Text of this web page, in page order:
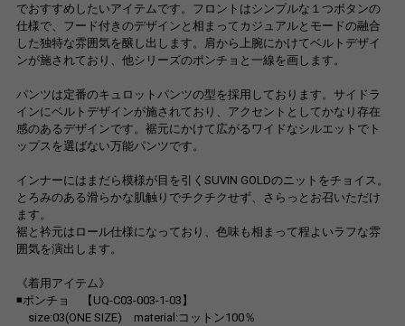
でおすすめしたいアイテムです。フロントはシンプルな１つボタンの
仕様で、フード付きのデザインと相まってカジュアルとモードの融合
した独特な雰囲気を醸し出します。肩から上腕にかけてベルトデザイ
ンが施されており、他シリーズのポンチョと一線を画します。
パンツは定番のキュロットパンツの型を採用しております。サイドラ
インにベルトデザインが施されており、アクセントとしてかなり存在
感のあるデザインです。裾元にかけて広がるワイドなシルエットでト
ップスを選ばない万能パンツです。
インナーにはまだら模様が目を引くSUVIN GOLDのニットをチョイス。
とろみのある滑らかな肌触りでチクチクせず、さらっとお召いただけ
ます。
裾と衿元はロール仕様になっており、色味も相まって程よいラフな雰
囲気を演出します。
《着用アイテム》
◾ポンチョ 【UQ-C03-003-1-03】
size:03(ONE SIZE) material:コットン100％